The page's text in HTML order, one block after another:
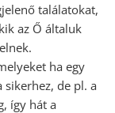
találatokat,
az Ő általuk
ha egy
de pl. a
így hát a